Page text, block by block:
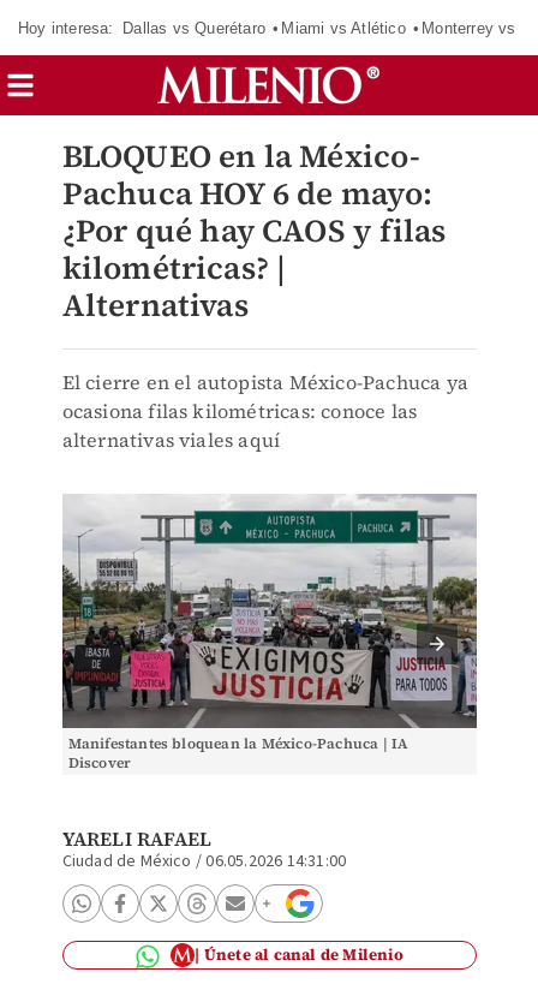
Hoy interesa: Dallas vs Querétaro Miami vs Atlético Monterrey vs
BLOQUEO en la México-
Pachuca HOY 6 de mayo:
¿Por qué hay CAOS y filas
kilométricas? |
Alternativas
El cierre en el autopista México-Pachuca ya
ocasiona filas kilométricas: conoce las
alternativas viales aquí
Manifestantes bloquean la México-Pachuca | IA
Discover
YARELI RAFAEL
Ciudad de México /06.05.2026 14:31:00
Únete al canal de Milenio